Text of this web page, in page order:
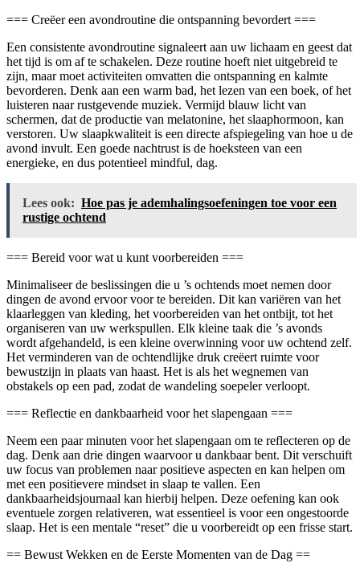
=== Creëer een avondroutine die ontspanning bevordert ===
Een consistente avondroutine signaleert aan uw lichaam en geest dat
het tijd is om af te schakelen. Deze routine hoeft niet uitgebreid te
zijn, maar moet activiteiten omvatten die ontspanning en kalmte
bevorderen. Denk aan een warm bad, het lezen van een boek, of het
luisteren naar rustgevende muziek. Vermijd blauw licht van
schermen, dat de productie van melatonine, het slaaphormoon, kan
verstoren. Uw slaapkwaliteit is een directe afspiegeling van hoe u de
avond invult. Een goede nachtrust is de hoeksteen van een
energieke, en dus potentieel mindful, dag.
Lees ook: Hoe pas je ademhalingsoefeningen toe voor een
rustige ochtend
=== Bereid voor wat u kunt voorbereiden ===
Minimaliseer de beslissingen die u ’s ochtends moet nemen door
dingen de avond ervoor voor te bereiden. Dit kan variëren van het
klaarleggen van kleding, het voorbereiden van het ontbijt, tot het
organiseren van uw werkspullen. Elk kleine taak die ’s avonds
wordt afgehandeld, is een kleine overwinning voor uw ochtend zelf.
Het verminderen van de ochtendlijke druk creëert ruimte voor
bewustzijn in plaats van haast. Het is als het wegnemen van
obstakels op een pad, zodat de wandeling soepeler verloopt.
=== Reflectie en dankbaarheid voor het slapengaan ===
Neem een paar minuten voor het slapengaan om te reflecteren op de
dag. Denk aan drie dingen waarvoor u dankbaar bent. Dit verschuift
uw focus van problemen naar positieve aspecten en kan helpen om
met een positievere mindset in slaap te vallen. Een
dankbaarheidsjournaal kan hierbij helpen. Deze oefening kan ook
eventuele zorgen relativeren, wat essentieel is voor een ongestoorde
slaap. Het is een mentale “reset” die u voorbereidt op een frisse start.
== Bewust Wekken en de Eerste Momenten van de Dag ==